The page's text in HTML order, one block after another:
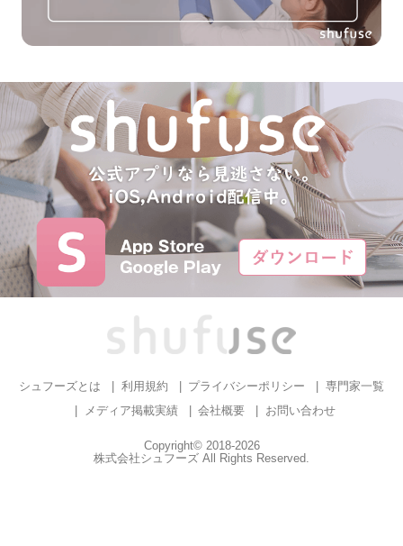
シュフーズとは 利用規約 プライバシーポリシー
専門家一覧
メディア掲載実績
会社概要 お問い合わせ
Copyright© 2018-2026
株式会社シュフーズ All Rights Reserved.